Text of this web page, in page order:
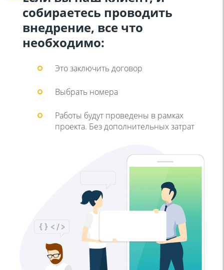
собираетесь проводить
внедрение, все что
необходимо:
Это заключить договор
Выбрать номера
Работы будут проведены в рамках
проекта. Без дополнительных затрат